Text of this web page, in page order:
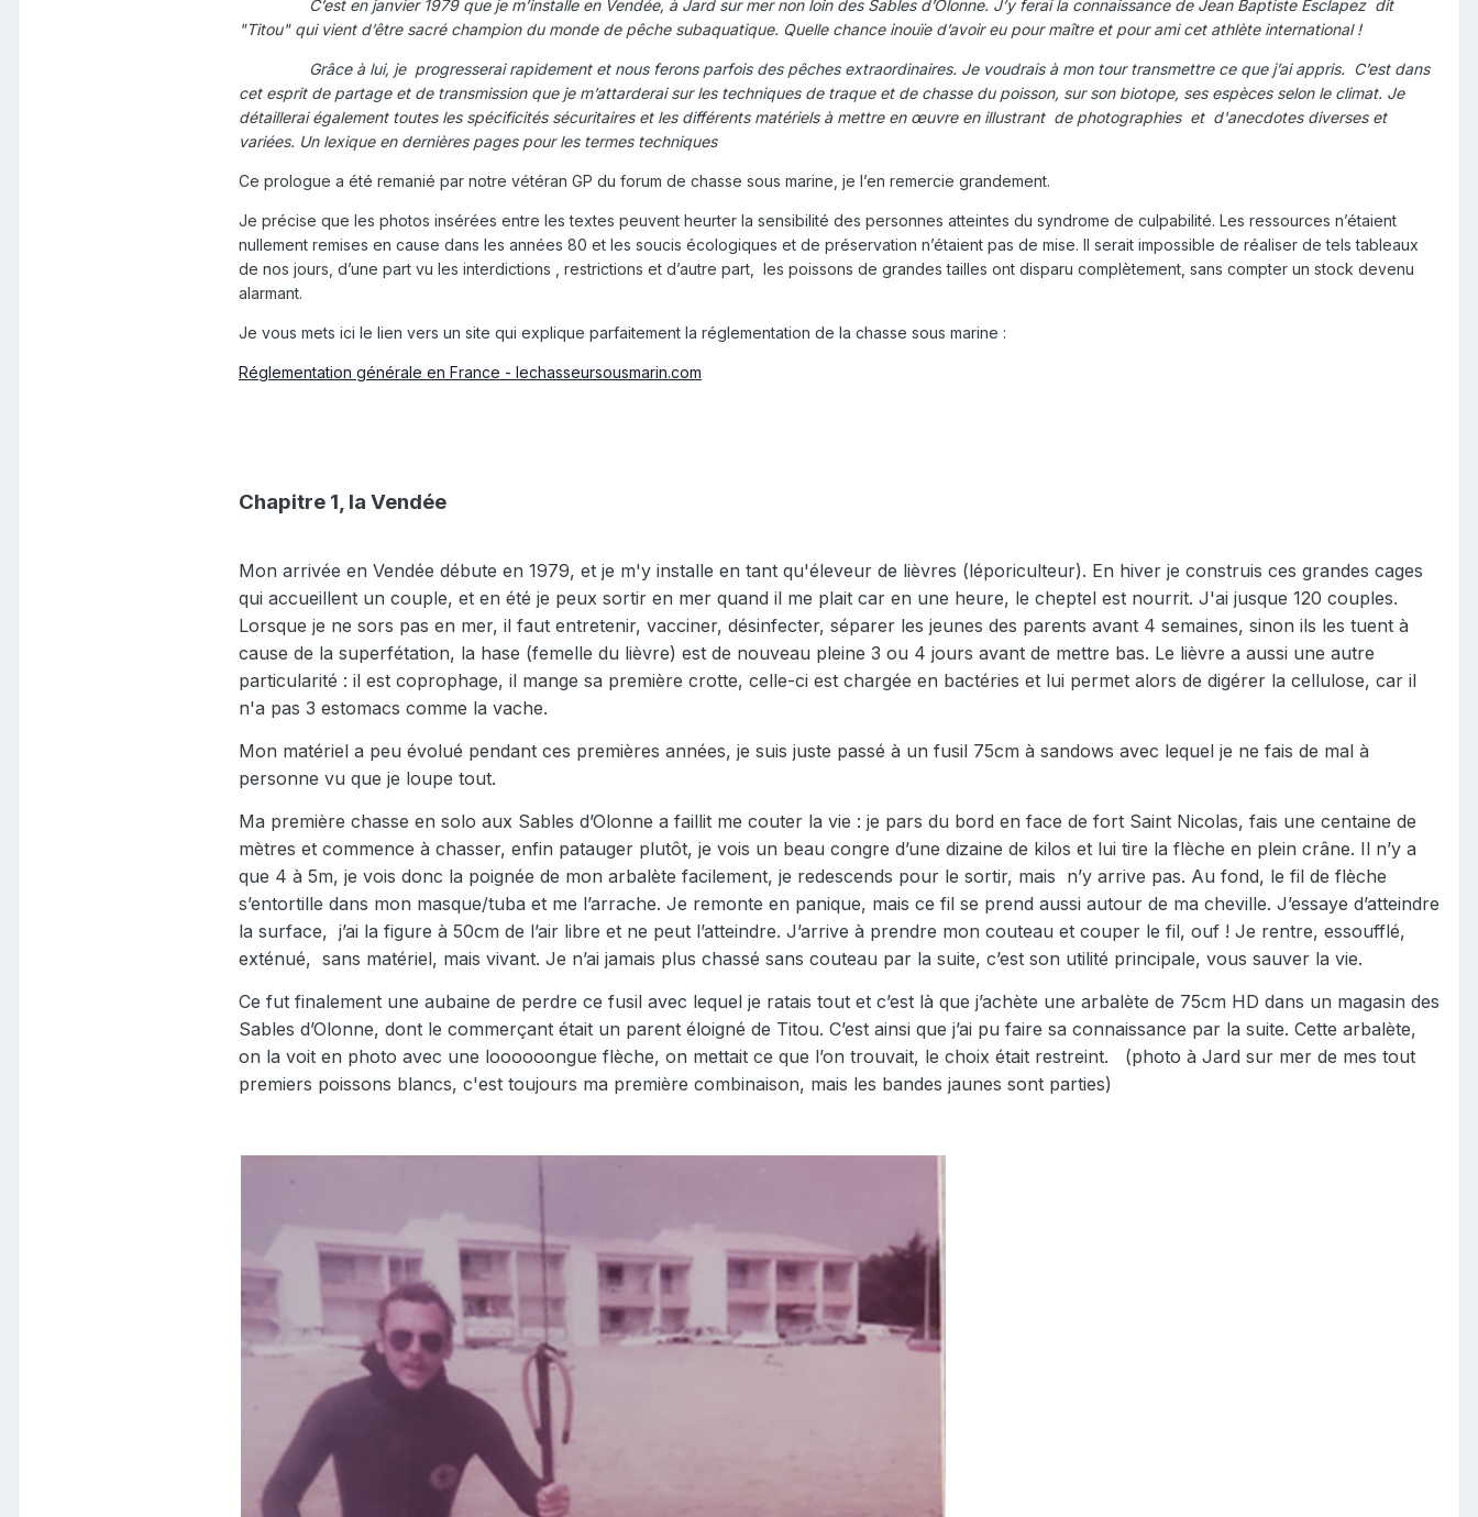
C’est en janvier 1979 que je m’installe en Vendée, à Jard sur mer non loin des Sables d’Olonne. J’y ferai la connaissance de Jean Baptiste Esclapez dit
"Titou" qui vient d’être sacré champion du monde de pêche subaquatique. Quelle chance inouïe d’avoir eu pour maître et pour ami cet athlète international !
Grâce à lui, je progresserai rapidement et nous ferons parfois des pêches extraordinaires. Je voudrais à mon tour transmettre ce que j’ai appris. C’est dans
cet esprit de partage et de transmission que je m’attarderai sur les techniques de traque et de chasse du poisson, sur son biotope, ses espèces selon le climat. Je
détaillerai également toutes les spécificités sécuritaires et les différents matériels à mettre en œuvre en illustrant de photographies et d'anecdotes diverses et
variées. Un lexique en dernières pages pour les termes techniques
Ce prologue a été remanié par notre vétéran GP du forum de chasse sous marine, je l’en remercie grandement.
Je précise que les photos insérées entre les textes peuvent heurter la sensibilité des personnes atteintes du syndrome de culpabilité. Les ressources n’étaient
nullement remises en cause dans les années 80 et les soucis écologiques et de préservation n’étaient pas de mise. Il serait impossible de réaliser de tels tableaux
de nos jours, d’une part vu les interdictions , restrictions et d’autre part, les poissons de grandes tailles ont disparu complètement, sans compter un stock devenu
alarmant.
Je vous mets ici le lien vers un site qui explique parfaitement la réglementation de la chasse sous marine :
Réglementation générale en France - lechasseursousmarin.com
Chapitre 1, la Vendée
Mon arrivée en Vendée débute en 1979, et je m'y installe en tant qu'éleveur de lièvres (léporiculteur). En hiver je construis ces grandes cages
qui accueillent un couple, et en été je peux sortir en mer quand il me plait car en une heure, le cheptel est nourrit. J'ai jusque 120 couples.
Lorsque je ne sors pas en mer, il faut entretenir, vacciner, désinfecter, séparer les jeunes des parents avant 4 semaines, sinon ils les tuent à
cause de la superfétation, la hase (femelle du lièvre) est de nouveau pleine 3 ou 4 jours avant de mettre bas. Le lièvre a aussi une autre
particularité : il est coprophage, il mange sa première crotte, celle-ci est chargée en bactéries et lui permet alors de digérer la cellulose, car il
n'a pas 3 estomacs comme la vache.
Mon matériel a peu évolué pendant ces premières années, je suis juste passé à un fusil 75cm à sandows avec lequel je ne fais de mal à
personne vu que je loupe tout.
Ma première chasse en solo aux Sables d’Olonne a faillit me couter la vie : je pars du bord en face de fort Saint Nicolas, fais une centaine de
mètres et commence à chasser, enfin patauger plutôt, je vois un beau congre d’une dizaine de kilos et lui tire la flèche en plein crâne. Il n’y a
que 4 à 5m, je vois donc la poignée de mon arbalète facilement, je redescends pour le sortir, mais n’y arrive pas. Au fond, le fil de flèche
s’entortille dans mon masque/tuba et me l’arrache. Je remonte en panique, mais ce fil se prend aussi autour de ma cheville. J’essaye d’atteindre
la surface, j’ai la figure à 50cm de l’air libre et ne peut l’atteindre. J’arrive à prendre mon couteau et couper le fil, ouf ! Je rentre, essoufflé,
exténué, sans matériel, mais vivant. Je n’ai jamais plus chassé sans couteau par la suite, c’est son utilité principale, vous sauver la vie.
Ce fut finalement une aubaine de perdre ce fusil avec lequel je ratais tout et c’est là que j’achète une arbalète de 75cm HD dans un magasin des
Sables d’Olonne, dont le commerçant était un parent éloigné de Titou. C’est ainsi que j’ai pu faire sa connaissance par la suite. Cette arbalète,
on la voit en photo avec une loooooongue flèche, on mettait ce que l’on trouvait, le choix était restreint.
(photo à Jard sur mer de mes tout
premiers poissons blancs, c'est toujours ma première combinaison, mais les bandes jaunes sont parties)